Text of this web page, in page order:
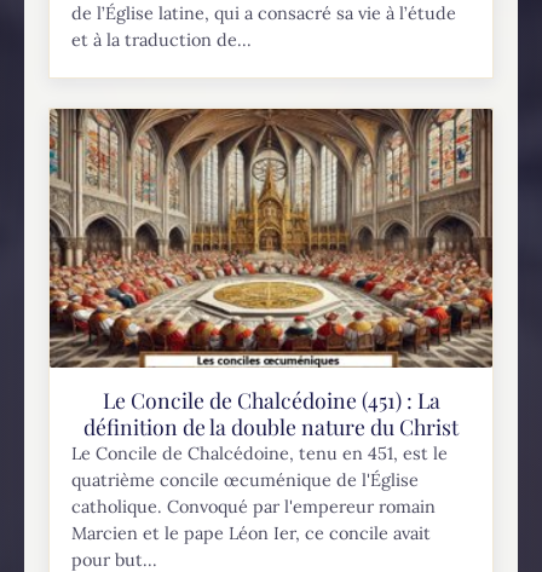
de l’Église latine, qui a consacré sa vie à l’étude
et à la traduction de...
Le Concile de Chalcédoine (451) : La
définition de la double nature du Christ
Le Concile de Chalcédoine, tenu en 451, est le
quatrième concile œcuménique de l'Église
catholique. Convoqué par l'empereur romain
Marcien et le pape Léon Ier, ce concile avait
pour but...